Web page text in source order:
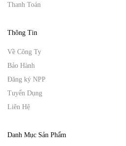
Thanh Toán
Thông Tin
Về Công Ty
Bảo Hành
Đăng ký NPP
Tuyển Dụng
Liên Hệ
Danh Mục Sản Phẩm